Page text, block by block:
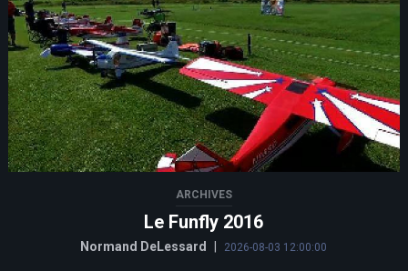
ARCHIVES
Le Funfly 2016
Normand DeLessard 2026-08-03 12:00:00